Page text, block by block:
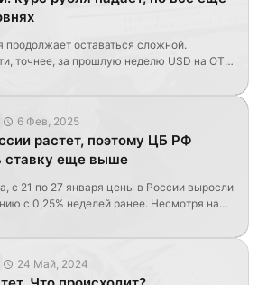
продолжает оставаться сложной.
точнее, за прошлую неделю USD на OTC
и ниже т.н. […]
6 Фев, 2025
растет, поэтому ЦБ РФ
ставку еще выше
с 21 по 27 января цены в России выросли
с 0,25% неделей ранее. Несмотря на
Центрального Банка РФ, которое
24 Май, 2024